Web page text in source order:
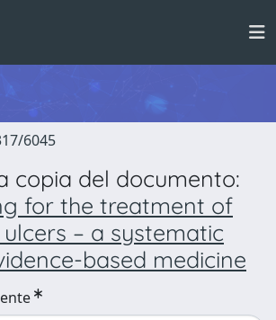
6045
copia del documento:
for the treatment of
– a systematic
based medicine